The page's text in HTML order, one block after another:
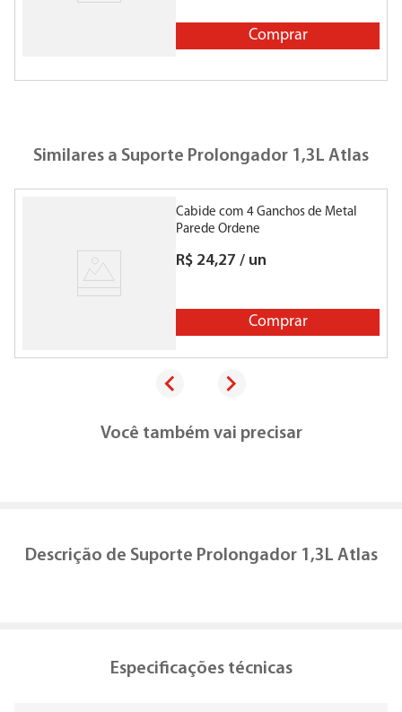
Comprar
Similares a Suporte Prolongador 1,3L Atlas
Cabide com 4 Ganchos de Metal
Parede Ordene
R$ 24,27 / un
Comprar
Você também vai precisar
Descrição de Suporte Prolongador 1,3L Atlas
Especificações técnicas